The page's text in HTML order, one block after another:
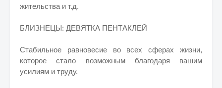
жительства и т.д.
БЛИЗНЕЦЫ: ДЕВЯТКА ПЕНТАКЛЕЙ
Стабильное равновесие во всех сферах жизни,
которое стало возможным благодаря вашим
усилиям и труду.